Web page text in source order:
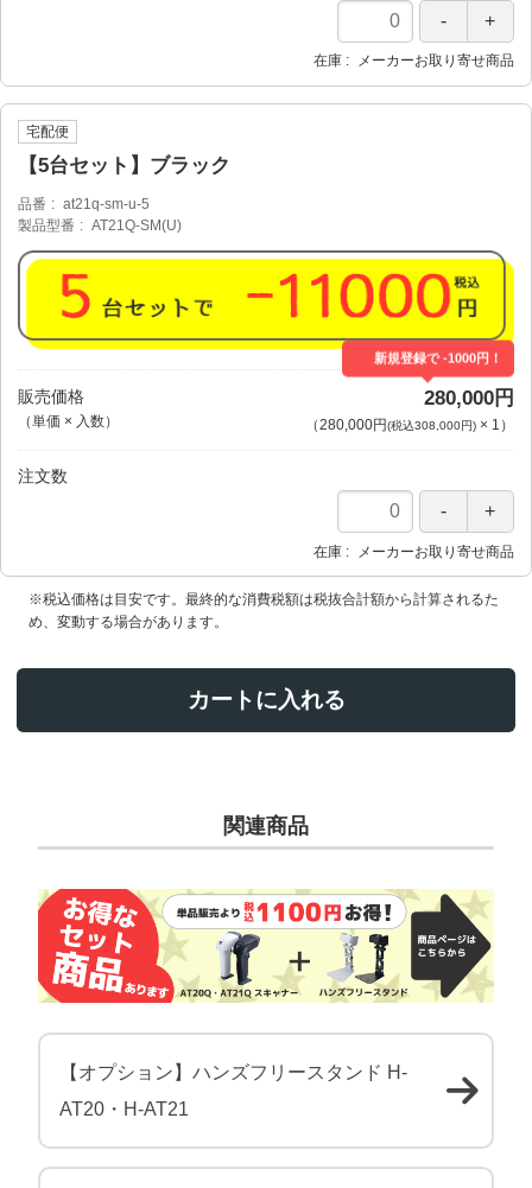
在庫 メーカーお取り寄せ商品
宅配便
【5台セット】ブラック
品番
at21q-sm-u-5
製品型番
AT21Q-SM(U)
販売価格
（単価 × 入数）
新規登録で -1000円！
280,000円
（280,000円(税込308,000円)× 1 ）
注文数
在庫 メーカーお取り寄せ商品
※税込価格は目安です。最終的な消費税額は税抜合計額から計算されるた
め、変動する場合があります。
カートに入れる
関連商品
【オプション】ハンズフリースタンド H-
AT20・H-AT21